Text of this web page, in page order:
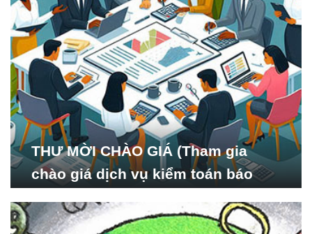
THƯ MỜI CHÀO GIÁ (Tham gia
chào giá dịch vụ kiểm toán báo
Nghiên cứu Phát triển Xã